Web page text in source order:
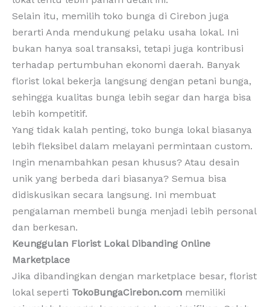
Selain itu, memilih toko bunga di Cirebon juga
berarti Anda mendukung pelaku usaha lokal. Ini
bukan hanya soal transaksi, tetapi juga kontribusi
terhadap pertumbuhan ekonomi daerah. Banyak
florist lokal bekerja langsung dengan petani bunga,
sehingga kualitas bunga lebih segar dan harga bisa
lebih kompetitif.
Yang tidak kalah penting, toko bunga lokal biasanya
lebih fleksibel dalam melayani permintaan custom.
Ingin menambahkan pesan khusus? Atau desain
unik yang berbeda dari biasanya? Semua bisa
didiskusikan secara langsung. Ini membuat
pengalaman membeli bunga menjadi lebih personal
dan berkesan.
Keunggulan Florist Lokal Dibanding Online
Marketplace
Jika dibandingkan dengan marketplace besar, florist
lokal seperti TokoBungaCirebon.com memiliki